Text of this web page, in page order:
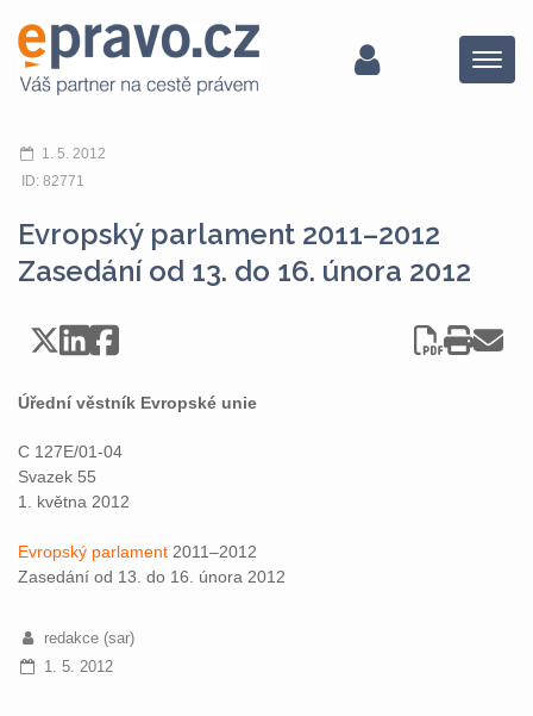
Menu
1. 5. 2012
ID: 82771
Evropský parlament 2011–2012
Zasedání od 13. do 16. února 2012
Úřední věstník Evropské unie
C 127E/01-04
Svazek 55
1. května 2012
Evropský parlament 2011–2012
Zasedání od 13. do 16. února 2012
redakce (sar)
1. 5. 2012